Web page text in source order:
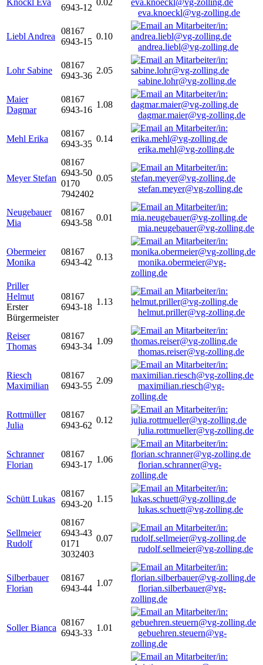
Knöckl Eva
6943-12
0.02
eva.knoeckl@vg-zolling.de
Liebl Andrea
08167
6943-15
0.10
andrea.liebl@vg-zolling.de
Lohr Sabine
08167
6943-36
2.05
sabine.lohr@vg-zolling.de
Maier
Dagmar
08167
6943-16
1.08
dagmar.maier@vg-zolling.de
Mehl Erika
08167
6943-35
0.14
erika.mehl@vg-zolling.de
Meyer Stefan
08167
6943-50
0170
7942402
0.05
stefan.meyer@vg-zolling.de
Neugebauer
Mia
08167
6943-58
0.01
mia.neugebauer@vg-zolling.de
Obermeier
Monika
08167
6943-42
0.13
monika.obermeier@vg-
zolling.de
Priller
Helmut
Erster
Bürgermeister
08167
6943-18
1.13
helmut.priller@vg-zolling.de
Reiser
Thomas
08167
6943-34
1.09
thomas.reiser@vg-zolling.de
Riesch
Maximilian
08167
6943-55
2.09
maximilian.riesch@vg-
zolling.de
Rottmüller
Julia
08167
6943-62
0.12
julia.rottmueller@vg-zolling.de
Schranner
Florian
08167
6943-17
1.06
florian.schranner@vg-
zolling.de
Schütt Lukas
08167
6943-20
1.15
lukas.schuett@vg-zolling.de
Sellmeier
Rudolf
08167
6943-43
0171
3032403
0.07
rudolf.sellmeier@vg-zolling.de
Silberbauer
Florian
08167
6943-44
1.07
florian.silberbauer@vg-
zolling.de
Soller Bianca
08167
6943-33
1.01
gebuehren.steuern@vg-
zolling.de